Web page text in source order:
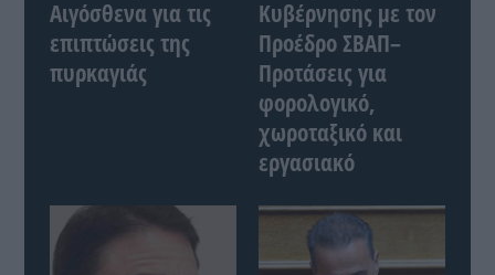
Αιγόσθενα για τις
επιπτώσεις της
πυρκαγιάς
Κυβέρνησης με τον
Προέδρο ΣΒΑΠ–
Προτάσεις για
φορολογικό,
χωροταξικό και
εργασιακό